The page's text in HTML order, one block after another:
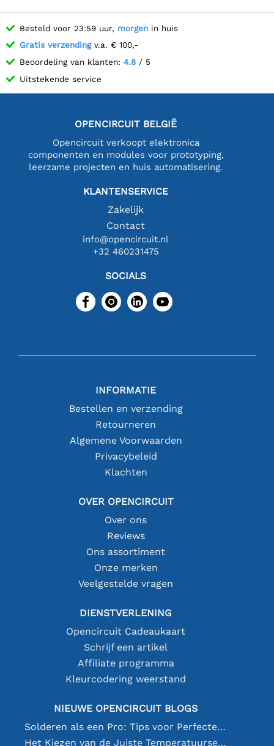
Besteld voor 23:59 uur, morgen in huis
Gratis verzendingv.a. € 100,-
Beoordeling van klanten: 4.8 / 5
Uitstekende service
OPENCIRCUIT BELGIË
Opencircuit verkoopt elektronica
componenten en modules voor prototyping,
leerzame projecten en huis automatisering.
KLANTENSERVICE
Zakelijk
Contact
info@opencircuit.nl
+32 460231475
SOCIALS
INFORMATIE
Bestellen en verzending
Retourneren
Algemene Voorwaarden
Privacybeleid
Klachten
OVER OPENCIRCUIT
Over ons
Reviews
Ons assortiment
Onze merken
Veelgestelde vragen
DIENSTVERLENING
Opencircuit Cadeaukaart
Schrijf een artikel
Affiliate programma
Kleurcodering weerstand
NIEUWE OPENCIRCUIT BLOGS
Solderen als een Pro: Tips voor Perfecte Elektronische Verbindingen
Het Kiezen van de Juiste Temperatuursensor [youtube]